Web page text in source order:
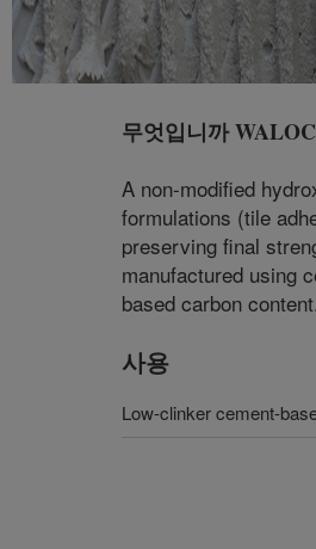
무엇입니까
A non-modified
formulations (tile
preserving final
manufactured using
based carbon
사용
Low-clinker cement-